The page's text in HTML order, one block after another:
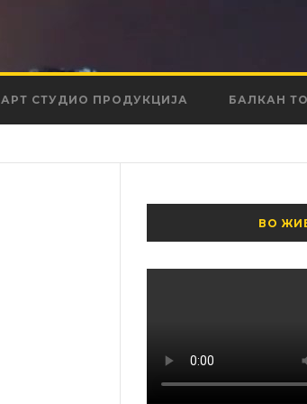
АРТ СТУДИО ПРОДУКЦИЈА БАЛКАН
ВО